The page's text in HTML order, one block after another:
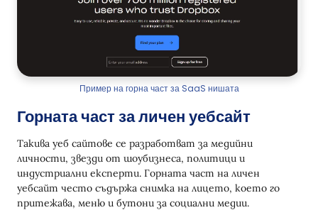
Пример на горна част за SaaS нишата
Горната част за личен уебсайт
Такива уеб сайтове се разработват за медийни
личности, звезди от шоубизнеса, политици и
индустриални експерти. Горната част на личен
уебсайт често съдържа снимка на лицето, което го
притежава, меню и бутони за социални медии.